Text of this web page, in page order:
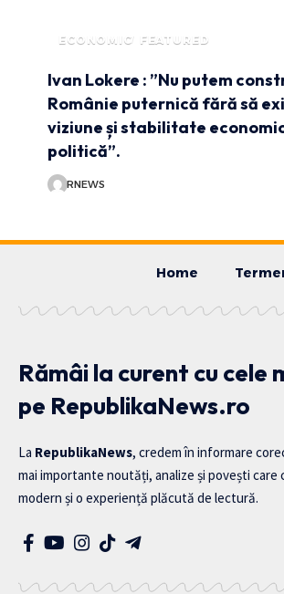
ECONOMIC FEATURED
Ivan Lokere : ”Nu putem
Românie puternică fără să
viziune și stabilitate
politică”.
RNEWS
Home
Rămâi la curent cu cele
pe RepublikaNews.ro
La RepublikaNews, credem în informare
mai importante noutăți, analize și povești care
modern și o experiență plăcută de lectură.